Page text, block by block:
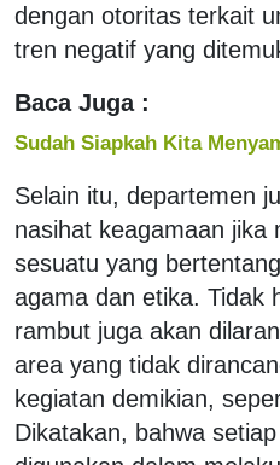
dengan otoritas terkait
tren negatif yang
Baca Juga :
Sudah Siapkah Kita
Selain itu, departemen
nasihat keagamaan jika
sesuatu yang
agama dan etika. Tidak
rambut juga akan
area yang tidak
kegiatan demikian,
Dikatakan, bahwa